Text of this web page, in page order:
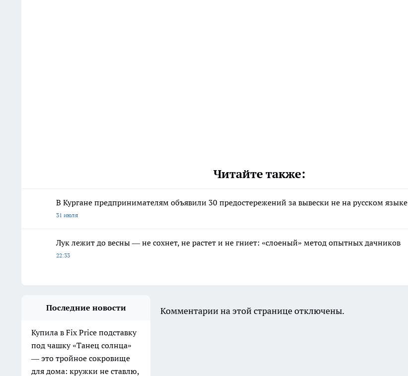
Читайте также:
В Кургане предпринимателям объявили 30 предостережений за вывески не на русском языке
31 июля
Лук лежит до весны — не сохнет, не растет и не гниет: «слоеный» метод опытных дачников
22:33
Последние новости
Купила в Fix Price подставку
под чашку «Танец солнца»
— это тройное сокровище
для дома: кружки не ставлю,
Комментарии на этой странице отключены.